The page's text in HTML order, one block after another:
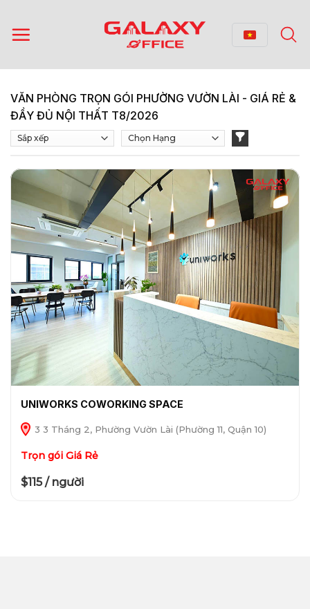
qua
nội
VĂN PHÒNG TRỌN GÓI PHƯỜNG VƯỜN LÀI - GIÁ RẺ &
ĐẦY ĐỦ NỘI THẤT T8/2026
UNIWORKS COWORKING SPACE
3 3 Tháng 2, Phường Vườn Lài (Phường 11, Quận 10)
Trọn gói Giá Rẻ
$115 / người